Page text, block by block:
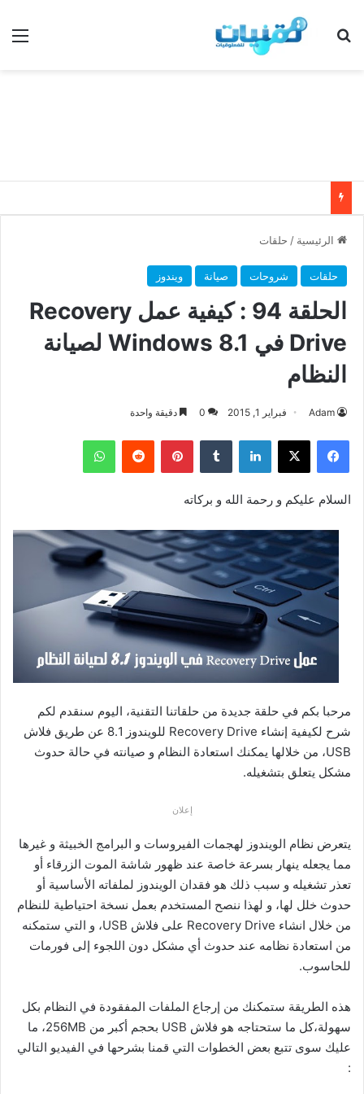
بحث عن
الرئيسية / حلقات
حلقات شروحات صيانة ويندوز
الحلقة 94 : كيفية عمل Recovery
Drive في Windows 8.1 لصيانة
النظام
Adam فبراير 1, 2015 0 دقيقة واحدة
فيسبوك ‫X لينكدإن بينتيريست واتساب
السلام عليكم و رحمة الله و بركاته
مرحبا بكم في حلقة جديدة من حلقاتنا التقنية، اليوم سنقدم لكم
شرح لكيفية إنشاء Recovery Drive للويندوز 8.1 عن طريق فلاش
USB، من خلالها يمكنك استعادة النظام و صيانته في حالة حدوث
مشكل يتعلق بتشغيله.
إعلان
يتعرض نظام الويندوز لهجمات الفيروسات و البرامج الخبيثة و غيرها
مما يجعله ينهار بسرعة خاصة عند ظهور شاشة الموت الزرقاء أو
تعذر تشغيله و سبب ذلك هو فقدان الويندوز لملفاته الأساسية أو
حدوث خلل لها، و لهذا ننصح المستخدم بعمل نسخة احتياطية للنظام
من خلال انشاء Recovery Drive على فلاش USB، و التي ستمكنه
من استعادة نظامه عند حدوث أي مشكل دون اللجوء إلى فورمات
للحاسوب.
هذه الطريقة ستمكنك من إرجاع الملفات المفقودة في النظام بكل
سهولة،كل ما ستحتاجه هو فلاش USB بحجم أكبر من 256MB، ما
عليك سوى تتبع بعض الخطوات التي قمنا بشرحها في الفيديو التالي
: